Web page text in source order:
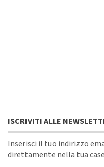
ISCRIVITI ALLE
Inserisci il tuo indirizzo
direttamente nella tua